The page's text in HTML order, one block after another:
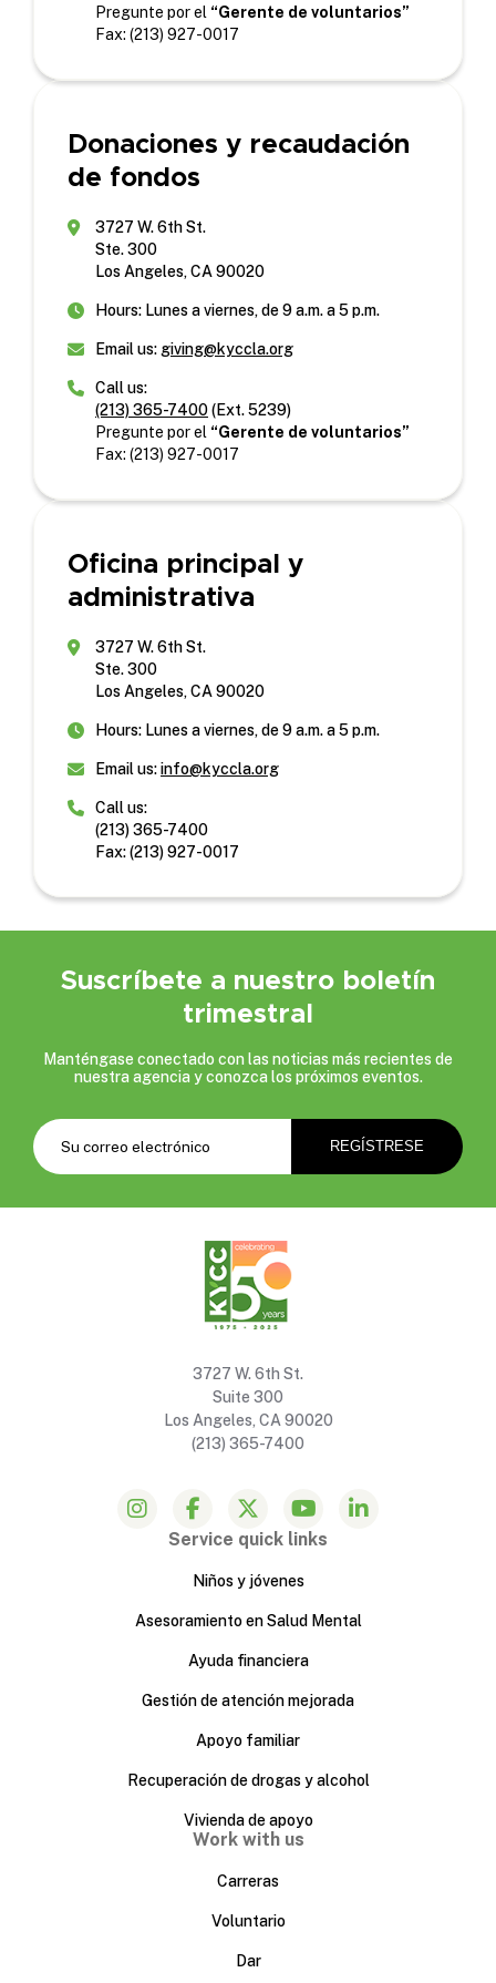
Pregunte por el “Gerente de voluntarios”
Fax: (213) 927-0017
Donaciones y recaudación
de fondos
3727 W. 6th St.
Ste. 300
Los Angeles, CA 90020
Hours: Lunes a viernes, de 9 a.m. a 5 p.m.
Email us: giving@kyccla.org
Call us:
(213) 365-7400(Ext. 5239)
Pregunte por el “Gerente de voluntarios”
Fax: (213) 927-0017
Oficina principal y
administrativa
3727 W. 6th St.
Ste. 300
Los Angeles, CA 90020
Hours: Lunes a viernes, de 9 a.m. a 5 p.m.
Email us:info@kyccla.org
Call us:
(213) 365-7400
Fax: (213) 927-0017
Suscríbete a nuestro boletín
trimestral
Manténgase conectado con las noticias más recientes de
nuestra agencia y conozca los próximos eventos.
3727 W. 6th St.
Suite 300
Los Angeles, CA 90020
(213) 365-7400
Service quick links
Niños y jóvenes
Asesoramiento en Salud Mental
Ayuda financiera
Gestión de atención mejorada
Apoyo familiar
Recuperación de drogas y alcohol
Vivienda de apoyo
Work with us
Carreras
Voluntario
Dar